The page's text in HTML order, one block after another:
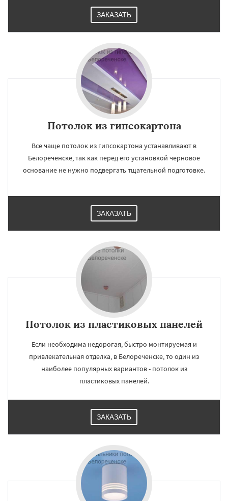
Тимашёвск Тихорецк
Хадыженск
ЗАКАЗАТЬ
Потолок из гипсокартона
Все чаще потолок из гипсокартона устанавливают в
Белореченске, так как перед его установкой черновое
основание не нужно подвергать тщательной подготовке.
ЗАКАЗАТЬ
Потолок из пластиковых панелей
Если необходима недорогая, быстро монтируемая и
привлекательная отделка, в Белореченске, то один из
наиболее популярных вариантов - потолок из
пластиковых панелей.
ЗАКАЗАТЬ
Даю согласие на обработку персональных данных